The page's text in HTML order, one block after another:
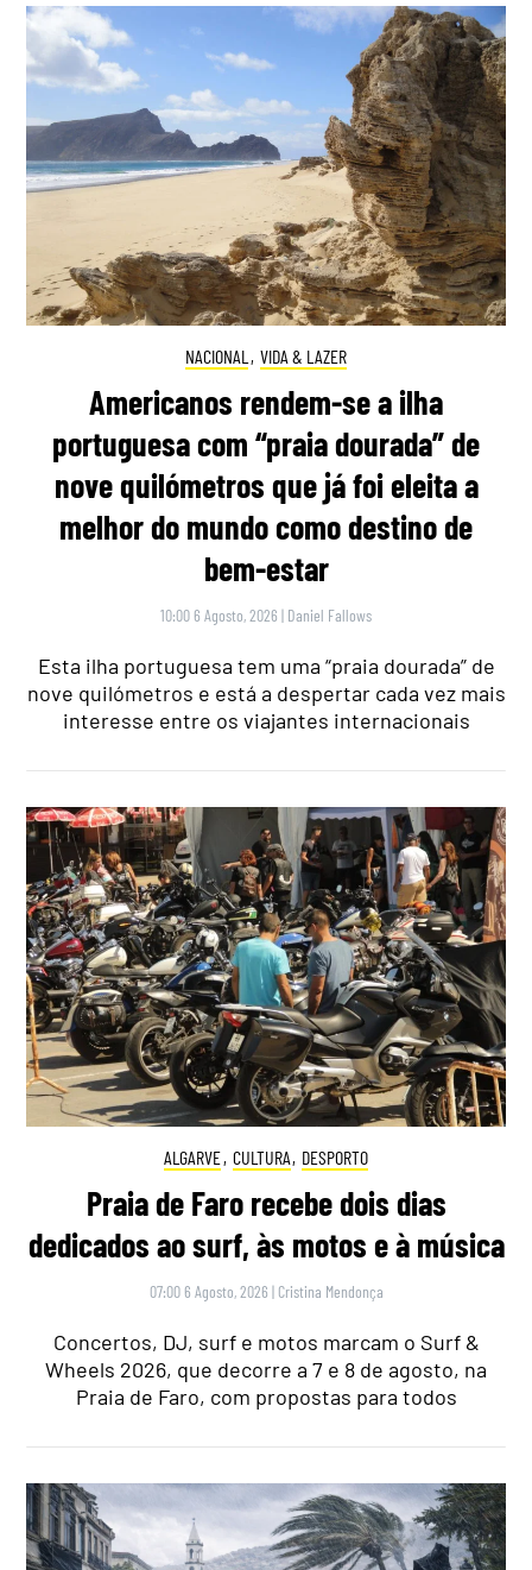
NACIONAL , VIDA & LAZER
Americanos rendem-se a ilha
portuguesa com “praia dourada” de
nove quilómetros que já foi eleita a
melhor do mundo como destino de
bem-estar
10:00 6 Agosto, 2026 | Daniel Fallows
Esta ilha portuguesa tem uma “praia dourada” de
nove quilómetros e está a despertar cada vez mais
interesse entre os viajantes internacionais
ALGARVE, CULTURA, DESPORTO
Praia de Faro recebe dois dias
dedicados ao surf, às motos e à música
07:00 6 Agosto, 2026 | Cristina Mendonça
Concertos, DJ, surf e motos marcam o Surf &
Wheels 2026, que decorre a 7 e 8 de agosto, na
Praia de Faro, com propostas para todos